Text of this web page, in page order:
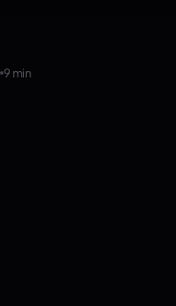
9 min